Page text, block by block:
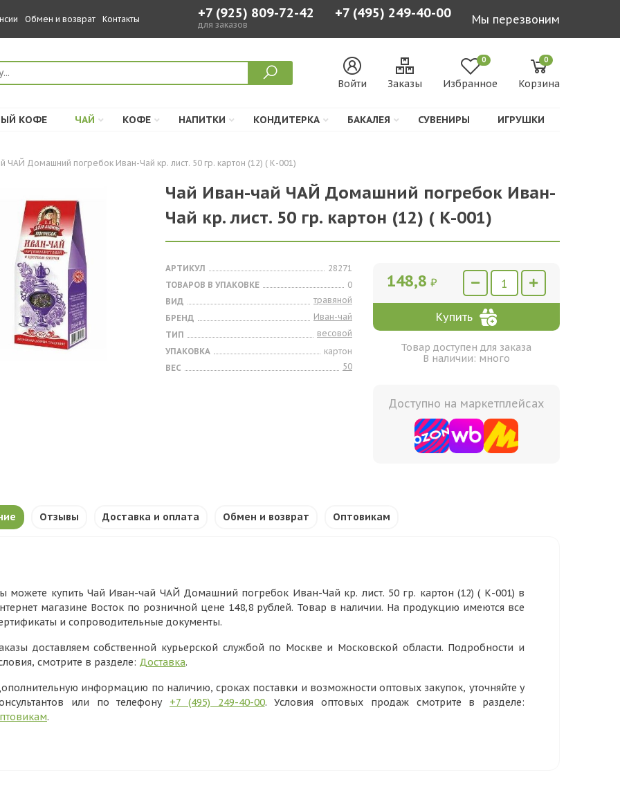
Обмен и возврат Контакты +7 (925) 809-72-42
для заказов
+7 (495) 249-40-00 Мы перезвоним
Войти Заказы
0
Избранное
0
Корзина
КОФЕ ЧАЙ КОФЕ НАПИТКИ КОНДИТЕРКА БАКАЛЕЯ СУВЕНИРЫ ИГРУШКИ
ЧАЙ Домашний погребок Иван-Чай кр. лист. 50 гр. картон (12) ( К-001)
Чай Иван-чай ЧАЙ Домашний погребок Иван-
Чай кр. лист. 50 гр. картон (12) ( К-001)
АРТИКУЛ
28271
ТОВАРОВ В УПАКОВКЕ
0
ВИД
травяной
БРЕНД
Иван-чай
ТИП
весовой
УПАКОВКА
картон
ВЕС
50
148,8 ₽
Купить
Товар доступен для заказа
В наличии: много
Доступно на маркетплейсах
Отзывы Доставка и оплата Обмен и возврат Оптовикам
можете купить Чай Иван-чай ЧАЙ Домашний погребок Иван-Чай кр. лист. 50 гр. картон (12) ( К-001) в
магазине Восток по розничной цене 148,8 рублей. Товар в наличии. На продукцию имеются все
и сопроводительные документы.
доставляем собственной курьерской службой по Москве и Московской области. Подробности и
смотрите в разделе: Доставка.
информацию по наличию, сроках поставки и возможности оптовых закупок, уточняйте у
или по телефону +7 (495) 249-40-00. Условия оптовых продаж смотрите в разделе:
.